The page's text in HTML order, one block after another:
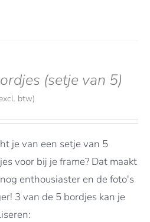
(setje van 5)
btw)
je van een setje van 5
voor bij je frame? Dat maakt
enthousiaster en de foto's
3 van de 5 bordjes kan je